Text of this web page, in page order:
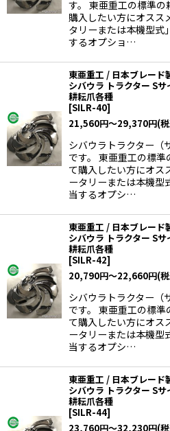
す。 東亜重工の標準の
購入したい方にオスス
タリーまたは本機型式
するオプショ…
東亜重工 / 日本ブレード
シバウラ トラクター Sサ
耕耘爪各種
[SILR-40]
21,560円～29,370円(
シバウラトラクター（
です。 東亜重工の標
て購入したい方にオス
ータリーまたは本機型
当するオプシ…
東亜重工 / 日本ブレード
シバウラ トラクター Sサ
耕耘爪各種
[SILR-42]
20,790円～22,660円(
シバウラトラクター（
です。 東亜重工の標
て購入したい方にオス
ータリーまたは本機型
当するオプシ…
東亜重工 / 日本ブレード
シバウラ トラクター Sサ
耕耘爪各種
[SILR-44]
23,760円～32,230円(